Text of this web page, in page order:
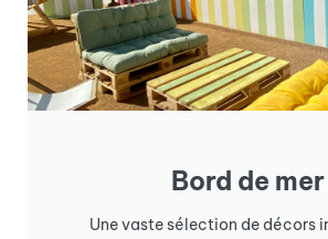
Bord de mer
Une vaste sélection de décors